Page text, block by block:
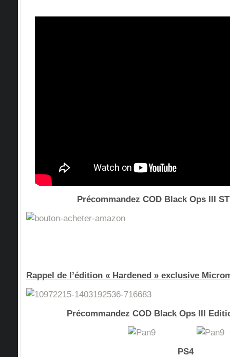
Précommandez COD Black Ops III
Rappel de l’édition « Hardened » exclusive
Précommandez COD Black Ops III